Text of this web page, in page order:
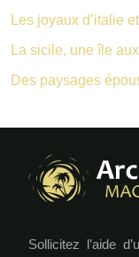
Les joyaux d’italie
La sicile, une île
Des paysages
Sollicitez l’aide